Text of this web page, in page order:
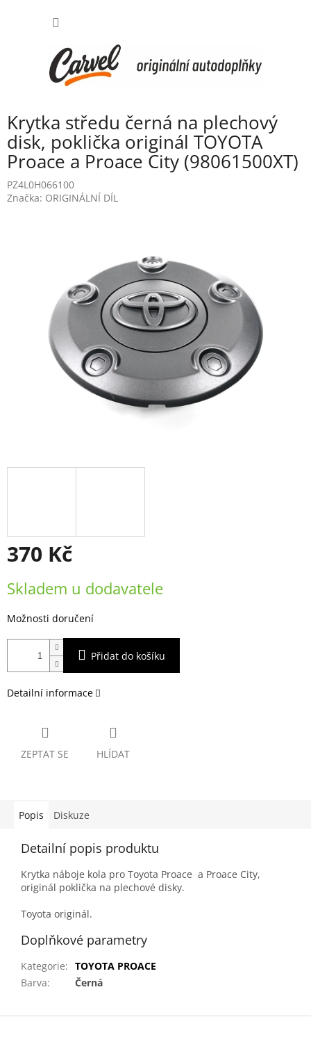
Krytka středu černá na plechový
disk, poklička originál TOYOTA
Proace a Proace City (98061500XT)
PZ4L0H066100
Značka: ORIGINÁLNÍ DÍL
370 Kč
cena:
Skladem u dodavatele
Možnosti doručení
Přidat do košíku
Detailní informace
ZEPTAT SE HLÍDAT
Popis Diskuze
Detailní popis produktu
Krytka náboje kola pro Toyota Proace a Proace City,
originál poklička na plechové disky.
Toyota originál.
Doplňkové parametry
Kategorie: TOYOTA PROACE
Barva: Černá
Z